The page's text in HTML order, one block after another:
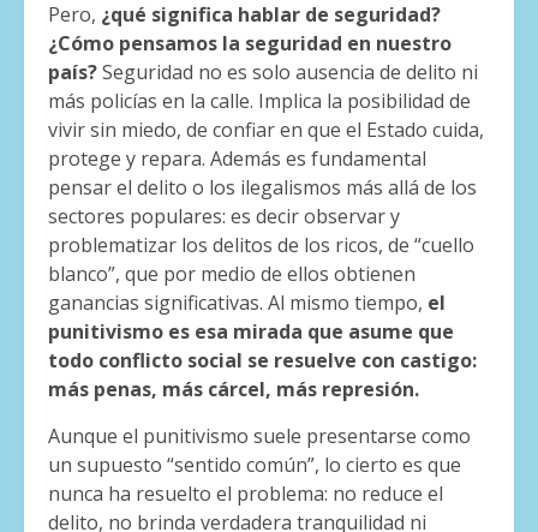
Pero, ¿qué significa hablar de seguridad?
¿Cómo pensamos la seguridad en nuestro
país?Seguridad no es solo ausencia de delito ni
más policías en la calle. Implica la posibilidad de
vivir sin miedo, de confiar en que el Estado cuida,
protege y repara. Además es fundamental
pensar el delito o los ilegalismos más allá de los
sectores populares: es decir observar y
problematizar los delitos de los ricos, de “cuello
blanco”, que por medio de ellos obtienen
ganancias significativas. Al mismo tiempo, el
punitivismo es esa mirada que asume que
todo conflicto social se resuelve con castigo:
más penas, más cárcel, más represión.
Aunque el punitivismo suele presentarse como
un supuesto “sentido común”, lo cierto es que
nunca ha resuelto el problema: no reduce el
delito, no brinda verdadera tranquilidad ni